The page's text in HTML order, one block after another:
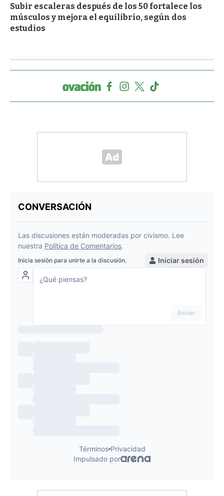
Subir escaleras después de los 50 fortalece los
músculos y mejora el equilibrio, según dos
estudios